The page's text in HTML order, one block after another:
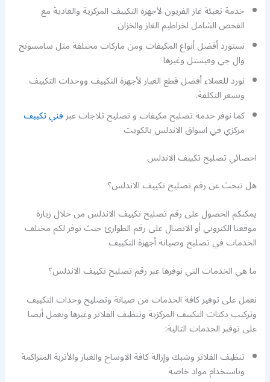
خدمة تعبئة غاز الفريون لأجهزة التكييف المركزية والعادية مع
الفحص الشامل لخراطيم الغاز والخزان
نستورد أفضل أنواع المكيفات ومن ماركات مختلفة مثل سامسونج
وال جي وفيستل وغيرها
نورد للعملاء أفضل قطع الغيار لأجهزة التكييف ووحدات التكييف
وبسعر التكلفة.
كما نوفر خدمة تصليح مكيفات و تصليح ثلاجات عبرفني تكييف
مركزي في اسواق الاندلس بالكويت
اخصائي تصليح تكييف الاندلس
هل تبحث عن رقم تصليح تكييف الاندلس؟
يمكنكم الحصول على رقم تصليح تكييف الاندلس من خلال زيارة
موقعنا الكتروني أو الاتصال على رقم الطوارئ حيث نوفر لكم مختلف
الخدمات في تصليح وصيانة أجهزة التكييف
ما هي الخدمات التي نوفرها عبر رقم تصليح تكييف الاندلس؟
نعمل على توفير كافة الخدمات من صيانة وتصليح وحدات التكييف
وتركيب دكتات التكييف المركزية وتنظيف الفلاتر وغيرها ونعمل أيضا
على توفير الخدمات التالية:
تنظيف الفلاتر وشبك وإزالة كافة الاوساخ والغبار والأتربة المتراكمة
وباستخدام مواد خاصة